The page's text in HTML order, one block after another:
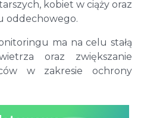
kobiet w ciąży oraz
oddechowego.
ma na celu stałą
oraz zwiększanie
w zakresie ochrony